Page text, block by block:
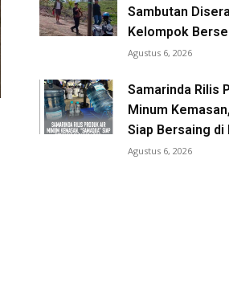
Sambutan
Kelompok
Agustus 6, 2026
Samarinda Rilis
Minum
Siap Bersaing di
Agustus 6, 2026